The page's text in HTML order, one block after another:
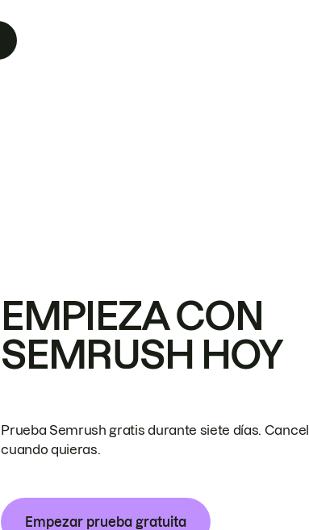
EMPIEZA CON
SEMRUSH HOY
Prueba Semrush gratis durante siete días.
cuando quieras.
Empezar prueba gratuita